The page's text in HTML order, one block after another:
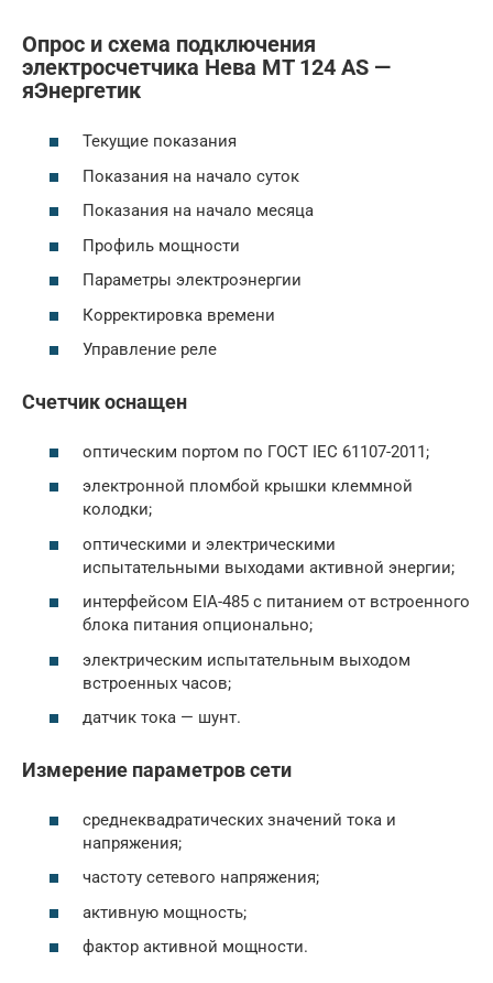
Опрос и схема подключения
электросчетчика Нева MT 124 AS —
яЭнергетик
Текущие показания
Показания на начало суток
Показания на начало месяца
Профиль мощности
Параметры электроэнергии
Корректировка времени
Управление реле
Счетчик оснащен
оптическим портом по ГОСТ IEC 61107-2011;
электронной пломбой крышки клеммной
колодки;
оптическими и электрическими
испытательными выходами активной энергии;
интерфейсом EIA-485 с питанием от встроенного
блока питания опционально;
электрическим испытательным выходом
встроенных часов;
датчик тока — шунт.
Измерение параметров сети
среднеквадратических значений тока и
напряжения;
частоту сетевого напряжения;
активную мощность;
фактор активной мощности.